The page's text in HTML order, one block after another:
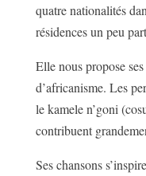
quatre nationalités
résidences un peu
Elle nous propose
d’africanisme. Les
le kamele n’goni
contribuent
Ses chansons